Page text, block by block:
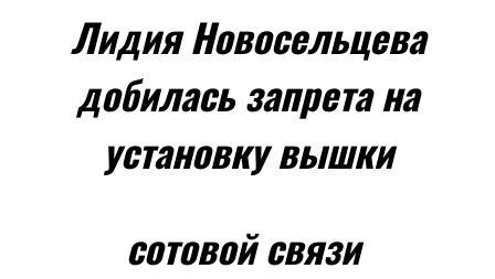
Лидия Новосельцева
добилась запрета на
установку вышки
сотовой связи